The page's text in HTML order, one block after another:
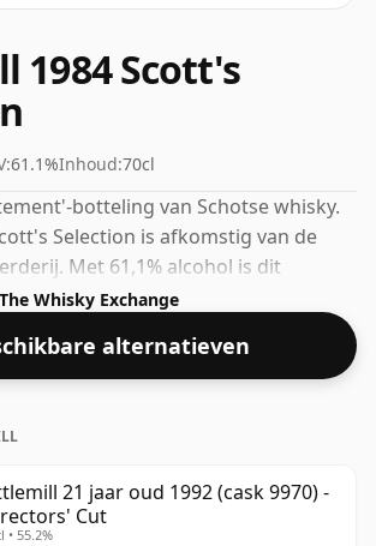
1984 Scott's
61.1%Inhoud:70cl
botteling van Schotse whisky.
Selection is afkomstig van de
Met 61,1% alcohol is dit
dan acceptabel. Gebotteld in de
van 70cl.
The Whisky Exchange
alternatieven
21 jaar oud 1992 (cask 9970) -
Cut
• 55.2%